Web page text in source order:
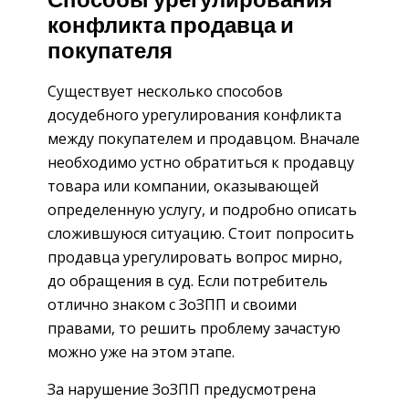
конфликта продавца и
покупателя
Существует несколько способов
досудебного урегулирования конфликта
между покупателем и продавцом. Вначале
необходимо устно обратиться к продавцу
товара или компании, оказывающей
определенную услугу, и подробно описать
сложившуюся ситуацию. Стоит попросить
продавца урегулировать вопрос мирно,
до обращения в суд. Если потребитель
отлично знаком с ЗоЗПП и своими
правами, то решить проблему зачастую
можно уже на этом этапе.
За нарушение ЗоЗПП предусмотрена